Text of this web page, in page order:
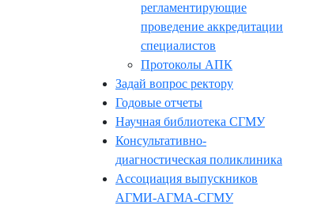
регламентирующие
проведение аккредитации
специалистов
Протоколы АПК
Задай вопрос ректору
Годовые отчеты
Научная библиотека СГМУ
Консультативно-
диагностическая поликлиника
Ассоциация выпускников
АГМИ-АГМА-СГМУ